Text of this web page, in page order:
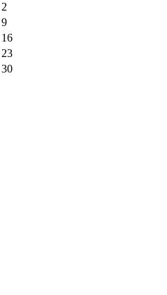
2
9
16
23
30